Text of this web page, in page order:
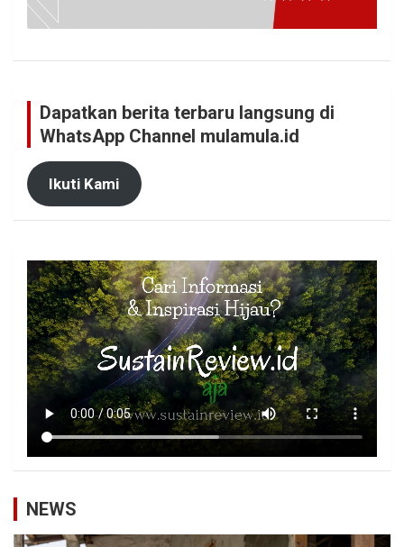
Dapatkan berita terbaru langsung di
WhatsApp Channel mulamula.id
Ikuti Kami
NEWS